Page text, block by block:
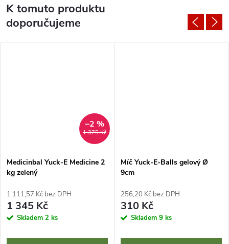
K tomuto produktu
doporučujeme
1 375 Kč
–2 %
Medicinbal Yuck-E Medicine 2
kg zelený
1 111,57 Kč bez DPH
1 345 Kč
Skladem 2 ks
Míč Yuck-E-Balls gelový Ø
9cm
256,20 Kč bez DPH
310 Kč
Skladem 9 ks